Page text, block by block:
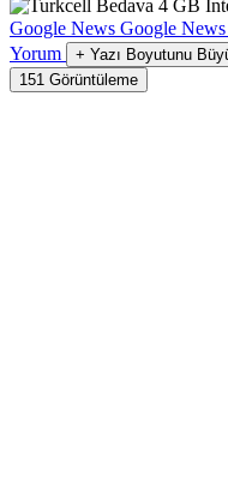
Google News Google
Yorum
+ Yazı Boyutunu
151 Görüntüleme